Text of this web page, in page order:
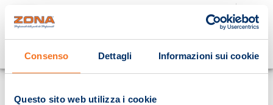
Consenso Dettagli Informazioni sui cookie
Questo sito web utilizza i cookie
Cosa stai cercando?